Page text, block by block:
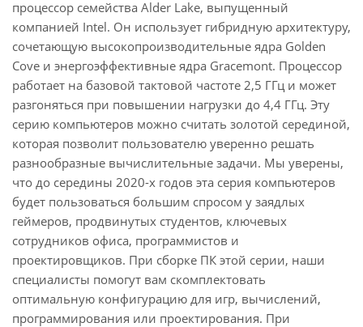
процессор семейства Alder Lake, выпущенный
компанией Intel. Он использует гибридную архитектуру,
сочетающую высокопроизводительные ядра Golden
Cove и энергоэффективные ядра Gracemont. Процессор
работает на базовой тактовой частоте 2,5 ГГц и может
разгоняться при повышении нагрузки до 4,4 ГГц. Эту
серию компьютеров можно считать золотой серединой,
которая позволит пользователю уверенно решать
разнообразные вычислительные задачи. Мы уверены,
что до середины 2020-х годов эта серия компьютеров
будет пользоваться большим спросом у заядлых
геймеров, продвинутых студентов, ключевых
сотрудников офиса, программистов и
проектировщиков. При сборке ПК этой серии, наши
специалисты помогут вам скомплектовать
оптимальную конфигурацию для игр, вычислений,
программирования или проектирования. При